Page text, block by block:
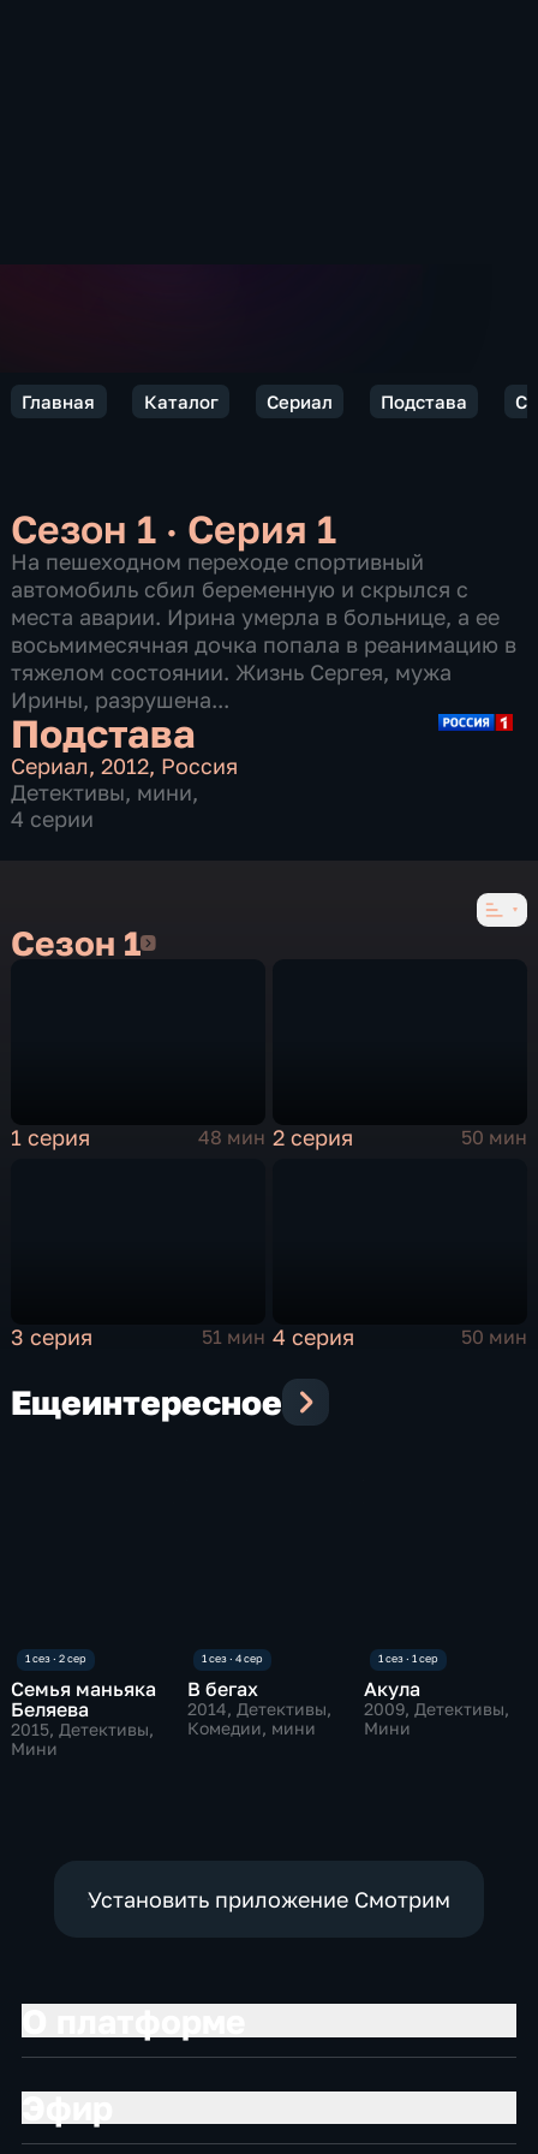
Главная Каталог Сериал Подстава
Сезон 1 · Серия 1
На пешеходном переходе спортивный
автомобиль сбил беременную и скрылся с
места аварии. Ирина умерла в больнице, а ее
восьмимесячная дочка попала в реанимацию в
тяжелом состоянии. Жизнь Сергея, мужа
Ирины, разрушена...
Подстава
Сериал,2012, Россия
Детективы, мини,
4 серии
Сезон 1Сезон 1
1 серия 48 мин 2 серия 50 мин
3 серия 51 мин 4 серия 50 мин
Ещеинтересное
Семья маньяка
Беляева
2015, Детективы,
Мини
В бегах
2014, Детективы,
Комедии, мини
Акула
2009, Детективы,
Мини
Установить приложение Смотрим